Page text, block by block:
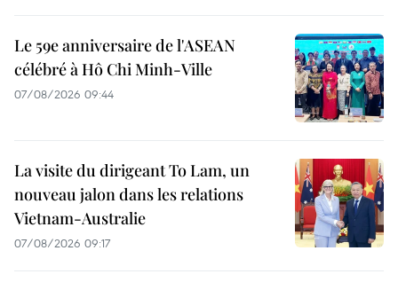
Le 59e anniversaire de l'ASEAN
célébré à Hô Chi Minh-Ville
07/08/2026 09:44
La visite du dirigeant To Lam, un
nouveau jalon dans les relations
Vietnam-Australie
07/08/2026 09:17